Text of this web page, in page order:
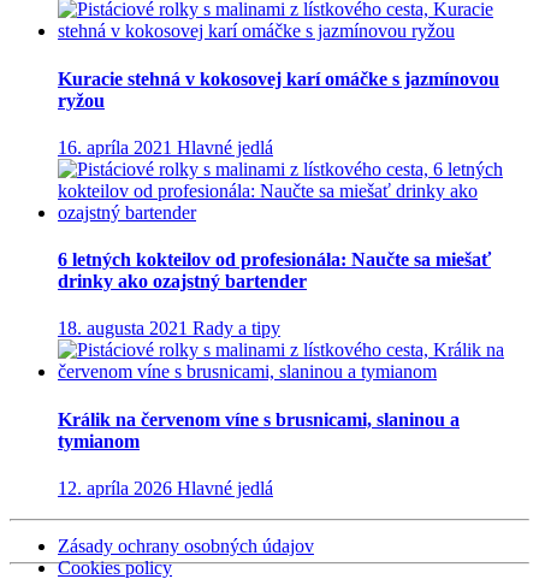
Kuracie stehná v kokosovej karí omáčke s jazmínovou
ryžou
16. apríla 2021 Hlavné jedlá
6 letných kokteilov od profesionála: Naučte sa miešať
drinky ako ozajstný bartender
18. augusta 2021 Rady a tipy
Králik na červenom víne s brusnicami, slaninou a
tymianom
12. apríla 2026 Hlavné jedlá
Zásady ochrany osobných údajov
Cookies policy